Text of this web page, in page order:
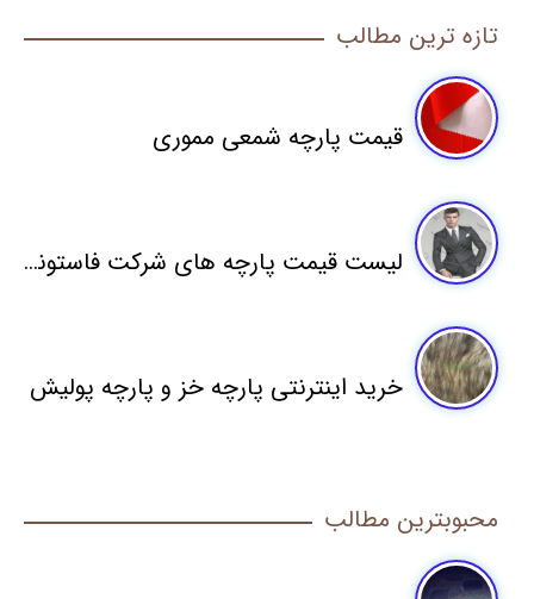
تازه ترین مطالب
قیمت پارچه شمعی مموری
لیست قیمت پارچه های شرکت فاستونی مطهری
خرید اینترنتی پارچه خز و پارچه پولیش
محبوبترین مطالب